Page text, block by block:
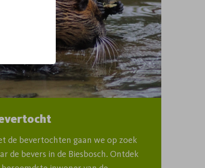
de bevertochten gaan we op zoek
de bevers in de Biesbosch. Ontdek